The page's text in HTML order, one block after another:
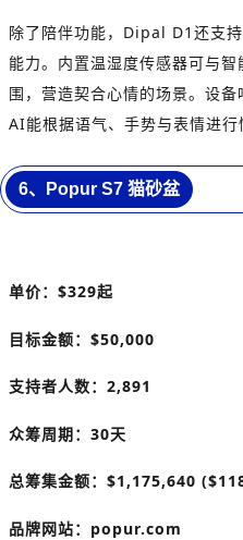
除了陪伴功能，Dipal D1还支
能力。内置温湿度传感器可与
围，营造契合心情的场景。设备
AI能根据语气、手势与表情进行
6、 Popur S7 猫砂盆
单价： $329起
目标金额： $50,000
支持者人数：2,891
众筹周期：30天
总筹集金额： $1,175,640
品牌网站： popur.com